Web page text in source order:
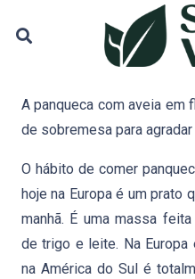
A panqueca com aveia em
de sobremesa para
O hábito de comer
hoje na Europa é um prato
manhã. É uma massa
de trigo e leite. Na
na América do Sul é